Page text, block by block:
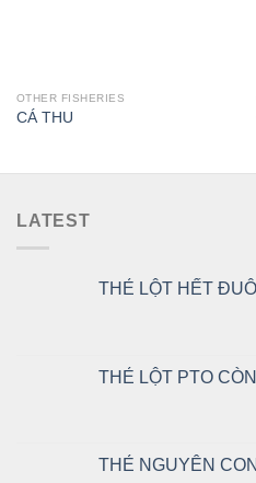
OTHER FISHERIES
CÁ THU
LATEST
THẺ LỘT HẾT
THẺ LỘT PTO
THẺ NGUYÊN